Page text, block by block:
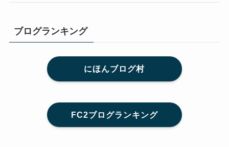
ブログランキング
にほんブログ村
FC2ブログランキング